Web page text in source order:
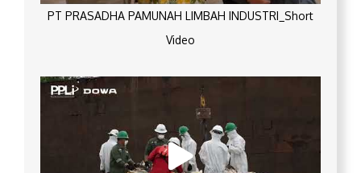
PT PRASADHA PAMUNAH LIMBAH INDUSTRI_Short
Video